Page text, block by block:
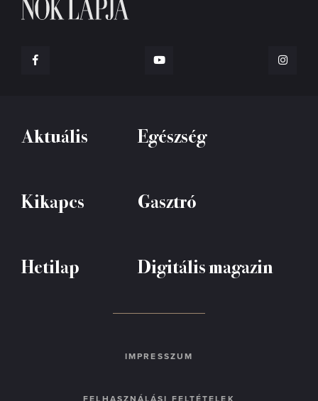
Aktuális Egészség
Kikapcs Gasztró
Hetilap Digitális magazin
IMPRESSZUM
FELHASZNÁLÁSI FELTÉTELEK